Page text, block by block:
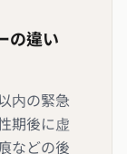
の違い
内の緊急
期後に虚
などの後